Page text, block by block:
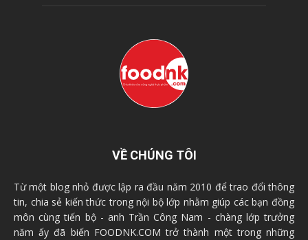
VỀ CHÚNG TÔI
Từ một blog nhỏ được lập ra đầu năm 2010 để trao đổi thông
tin, chia sẻ kiến thức trong nội bộ lớp nhằm giúp các bạn đồng
môn cùng tiến bộ - anh Trần Công Nam - chàng lớp trưởng
năm ấy đã biến FOODNK.COM trở thành một trong những